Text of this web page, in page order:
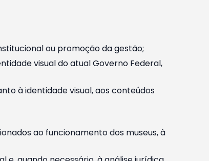
ou promoção da gestão;
visual do atual Governo Federal,
à identidade visual, aos conteúdos
ao funcionamento dos museus, à